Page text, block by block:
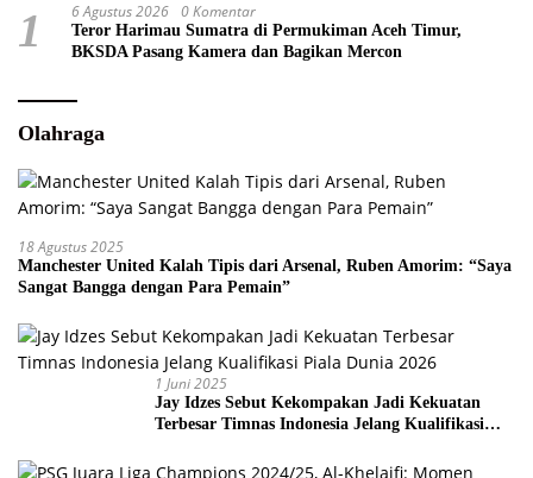
1 6 Agustus 2026 0 Komentar
Teror Harimau Sumatra di Permukiman Aceh Timur,
BKSDA Pasang Kamera dan Bagikan Mercon
Olahraga
18 Agustus 2025
Manchester United Kalah Tipis dari Arsenal, Ruben Amorim: “Saya
Sangat Bangga dengan Para Pemain”
1 Juni 2025
Jay Idzes Sebut Kekompakan Jadi Kekuatan
Terbesar Timnas Indonesia Jelang Kualifikasi